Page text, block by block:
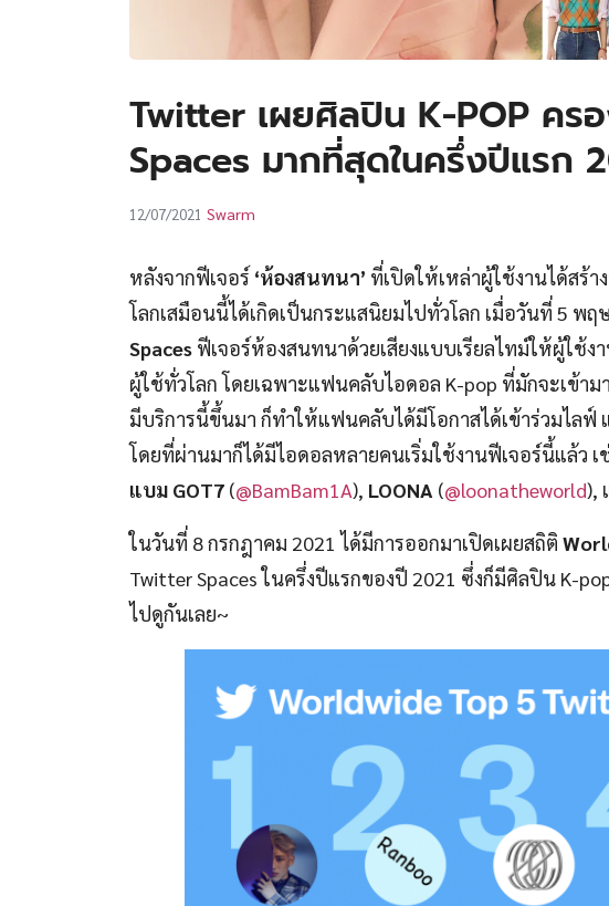
Twitter เผยศิลปิน K-POP คร
Spaces มากที่สุดในครึ่งปีแรก
12/07/2021 Swarm
หลังจากฟีเจอร์ ‘ห้องสนทนา’ ที่เปิดให้เหล่าผู้ใช้งานได้สร้
โลกเสมือนนี้ได้เกิดเป็นกระแสนิยมไปทั่วโลก เมื่อวันที่ 5 พ
Spaces ฟีเจอร์ห้องสนทนาด้วยเสียงแบบเรียลไทม์ให้ผู้ใช้
ผู้ใช้ทั่วโลก โดยเฉพาะแฟนคลับไอดอล K-pop ที่มักจะเข้า
มีบริการนี้ขึ้นมา ก็ทำให้แฟนคลับได้มีโอกาสได้เข้าร่วมไล
โดยที่ผ่านมาก็ได้มีไอดอลหลายคนเริ่มใช้งานฟีเจอร์นี้แล้ว เ
แบม GOT7 (@BamBam1A), LOONA (@loonatheworld),
ในวันที่ 8 กรกฎาคม 2021 ได้มีการออกมาเปิดเผยสถิติ
Twitter Spaces ในครึ่งปีแรกของปี 2021 ซึ่งก็มีศิลปิน K-
ไปดูกันเลย~